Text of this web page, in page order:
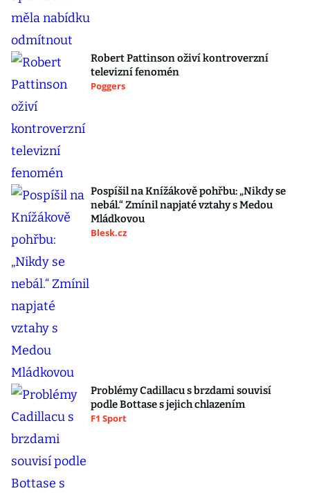
Robert Pattinson oživí kontroverzní
televizní fenomén
Poggers
Pospíšil na Knížákově pohřbu: „Nikdy se
nebál.“ Zmínil napjaté vztahy s Medou
Mládkovou
Blesk.cz
Problémy Cadillacu s brzdami souvisí
podle Bottase s jejich chlazením
F1 Sport